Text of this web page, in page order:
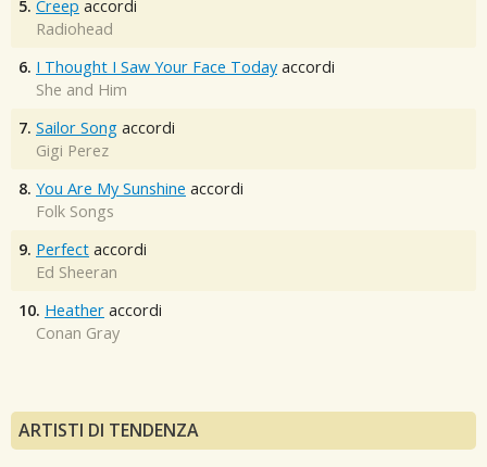
5. Creep accordi
Radiohead
6. I Thought I Saw Your Face Today accordi
She and Him
7. Sailor Song accordi
Gigi Perez
8. You Are My Sunshine accordi
Folk Songs
9. Perfect accordi
Ed Sheeran
10. Heather accordi
Conan Gray
ARTISTI DI TENDENZA